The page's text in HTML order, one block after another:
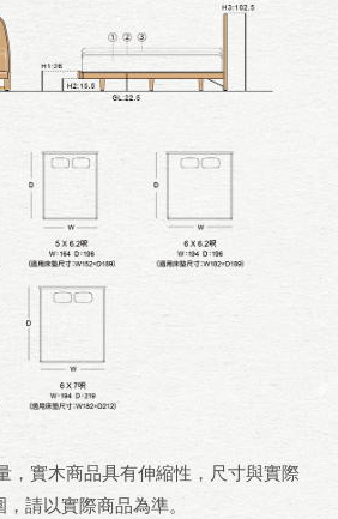
，實木商品具有伸縮性，尺寸與實際
請以實際商品為準。